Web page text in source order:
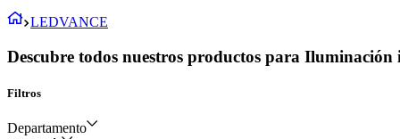
LEDVANCE
Descubre todos nuestros productos para
Filtros
Departamento